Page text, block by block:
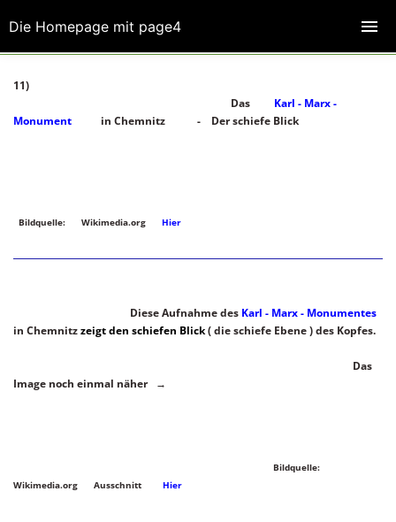
11)
Das Karl - Marx -
Monument in Chemnitz - Der schiefe Blick
Bildquelle: Wikimedia.org Hier
Diese Aufnahme des Karl - Marx - Monumentes
in Chemnitzzeigt den schiefen Blick( die schiefe Ebene ) des Kopfes.
Das
Image noch einmal näher →
Bildquelle:
Wikimedia.org Ausschnitt Hier
Die Homepage mit page4